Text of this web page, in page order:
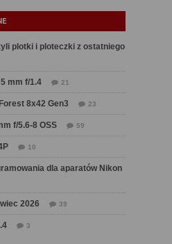
plotki i ploteczki z ostatniego
mm f/1.4 21
8x42 Gen3 23
f/5.6-8 OSS 59
10
dla aparatów Nikon
2026 39
3